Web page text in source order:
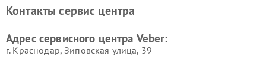
Контакты сервис центра
Адрес сервисного центра Veber:
г. Краснодар, Зиповская улица, 39